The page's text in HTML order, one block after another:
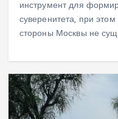
инструмент для
суверенитета, при
стороны Москвы не